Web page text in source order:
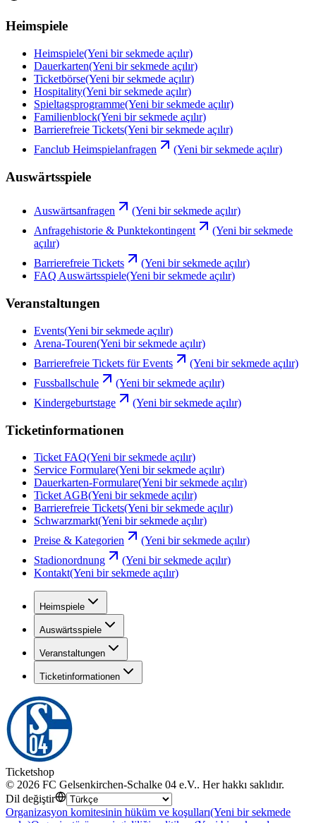
Heimspiele
Heimspiele(Yeni bir sekmede açılır)
Dauerkarten(Yeni bir sekmede açılır)
Ticketbörse(Yeni bir sekmede açılır)
Hospitality(Yeni bir sekmede açılır)
Spieltagsprogramme(Yeni bir sekmede açılır)
Familienblock(Yeni bir sekmede açılır)
Barrierefreie Tickets(Yeni bir sekmede açılır)
Fanclub Heimspielanfragen
(Yeni bir sekmede açılır)
Auswärtsspiele
Auswärtsanfragen
(Yeni bir sekmede açılır)
Anfragehistorie & Punktekontingent
(Yeni bir sekmede
açılır)
Barrierefreie Tickets
(Yeni bir sekmede açılır)
FAQ Auswärtsspiele(Yeni bir sekmede açılır)
Veranstaltungen
Events(Yeni bir sekmede açılır)
Arena-Touren(Yeni bir sekmede açılır)
Barrierefreie Tickets für Events
(Yeni bir sekmede açılır)
Fussballschule
(Yeni bir sekmede açılır)
Kindergeburtstage
(Yeni bir sekmede açılır)
Ticketinformationen
Ticket FAQ(Yeni bir sekmede açılır)
Service Formulare(Yeni bir sekmede açılır)
Dauerkarten-Formulare(Yeni bir sekmede açılır)
Ticket AGB(Yeni bir sekmede açılır)
Barrierefreie Tickets(Yeni bir sekmede açılır)
Schwarzmarkt(Yeni bir sekmede açılır)
Preise & Kategorien
(Yeni bir sekmede açılır)
Stadionordnung
(Yeni bir sekmede açılır)
Kontakt(Yeni bir sekmede açılır)
Heimspiele
Auswärtsspiele
Veranstaltungen
Ticketinformationen
Ticketshop
© 2026 FC Gelsenkirchen-Schalke 04 e.V.. Her hakkı saklıdır.
Dil değiştir
Organizasyon komitesinin hüküm ve koşulları(Yeni bir sekmede